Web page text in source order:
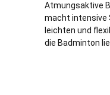
Atmungsaktive
macht intensive
leichten und
die Badminton